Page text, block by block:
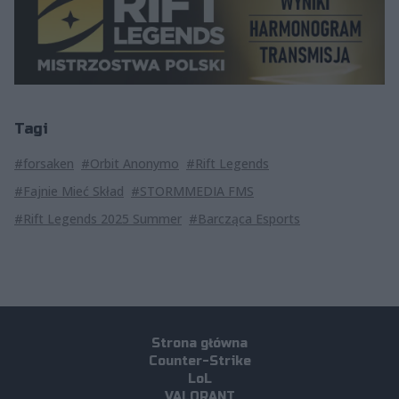
Tagi
#forsaken #Orbit Anonymo #Rift Legends
#Fajnie Mieć Skład #STORMMEDIA FMS
#Rift Legends 2025 Summer #Barcząca Esports
Strona główna
Counter-Strike
LoL